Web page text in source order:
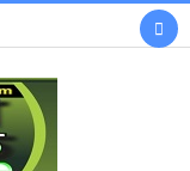
